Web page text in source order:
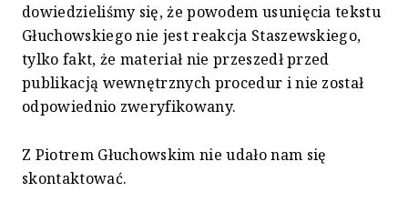
dowiedzieliśmy się, że powodem usunięcia tekstu
Głuchowskiego nie jest reakcja Staszewskiego,
tylko fakt, że materiał nie przeszedł przed
publikacją wewnętrznych procedur i nie został
odpowiednio zweryfikowany.
Z Piotrem Głuchowskim nie udało nam się
skontaktować.